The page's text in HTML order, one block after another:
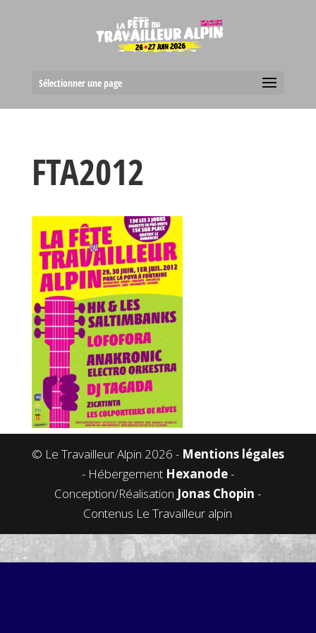
Sélectionner une page
FTA2012
© Le Travailleur Alpin 2026 - Mentions légales
- Hébergement Hexanode-
Conception/Réalisation Jonas Chopin -
Contenus Le Travailleur alpin